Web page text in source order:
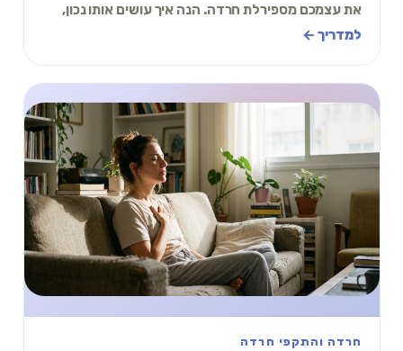
את עצמכם מספירלת חרדה. הנה איך עושים אותו נכון,
צעד אחר צעד, ולמה זה עובד כל כך מהר. תתחילו עכש
למדריך ←
חרדה והתקפי חרדה